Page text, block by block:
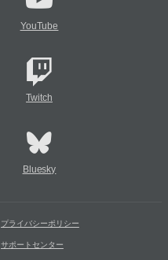
YouTube
Twitch
Bluesky
プライバシーポリシー
サポートセンター